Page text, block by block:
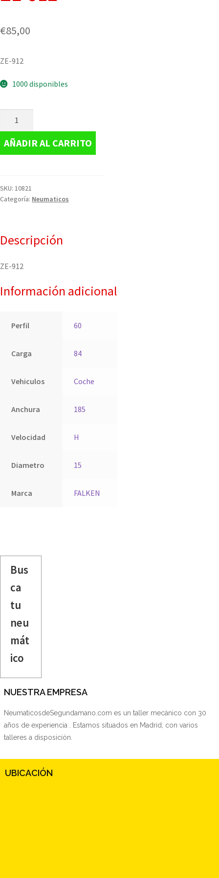
€85,00
ZE-912
1000 disponibles
AÑADIR AL CARRITO
SKU: 10821
Categoría: Neumaticos
Descripción
ZE-912
Información adicional
Perfil 60
Carga 84
Vehiculos Coche
Anchura 185
Velocidad H
Diametro 15
Marca FALKEN
Bus
ca
tu
neu
mát
ico
NUESTRA EMPRESA
NeumaticosdeSegundamano.com es un taller mecánico con 30
años de experiencia . Estamos situados en Madrid, con varios
talleres a disposición.
UBICACIÓN